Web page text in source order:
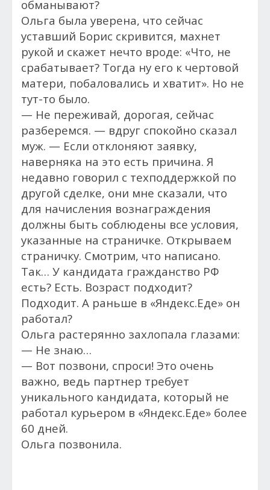
обманывают?
Ольга была уверена, что сейчас
уставший Борис скривится, махнет
рукой и скажет нечто вроде: «Что, не
срабатывает? Тогда ну его к чертовой
матери, побаловались и хватит». Но не
тут-то было.
— Не переживай, дорогая, сейчас
разберемся. — вдруг спокойно сказал
муж. — Если отклоняют заявку,
наверняка на это есть причина. Я
недавно говорил с техподдержкой по
другой сделке, они мне сказали, что
для начисления вознаграждения
должны быть соблюдены все условия,
указанные на страничке. Открываем
страничку. Смотрим, что написано.
Так… У кандидата гражданство РФ
есть? Есть. Возраст подходит?
Подходит. А раньше в «Яндекс.Еде» он
работал?
Ольга растерянно захлопала глазами:
— Не знаю…
— Вот позвони, спроси! Это очень
важно, ведь партнер требует
уникального кандидата, который не
работал курьером в «Яндекс.Еде» более
60 дней.
Ольга позвонила.